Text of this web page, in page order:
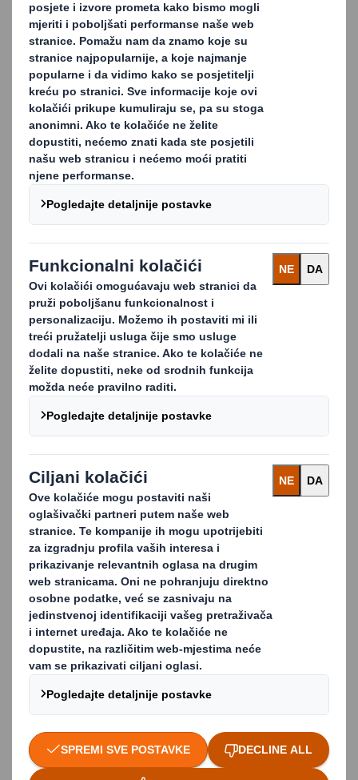
KONTAKTIRAJTE NAS I SAZNAJTE
VIŠE!
Dizajniramo i proizvodimo širok asortiman
promotivne display ambalaže od valovitog kartona, s
ciljem poboljšanja komunikacije vašeg branda. Ova
vrsta ambalaže obuhvaća samostojeće jedinice za
izlaganje, jedinice za izlaganje robe, kartonske figure i
proizvode za izlaganje na pultovima za razne
primjene.
Cilj nam je razviti inovativna rješenja za izlaganje, koja
objedinjuju sigurnost pri prijevozu, učinkovito
skladištenje i prezentaciju u maloprodaji.
Ova vrsta promotivne display ambalaže proizvodi se u
našoj tvornici u Mađarskoj.
Prednosti POS ambalaže:
Povećana vidljivost proizvoda;
Veća prodaja proizvoda;
Lako sklapanje displaya;
Mogućnost potpune reciklaže.